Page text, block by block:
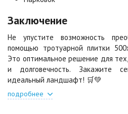
Цена по запросу
Шафран
Цена по запросу
Заключение
Не упустите возможность
помощью тротуарной плитки
Это оптимальное решение для
и долговечность. Закажите
идеальный ландшафт! 🛒💚
подробнее